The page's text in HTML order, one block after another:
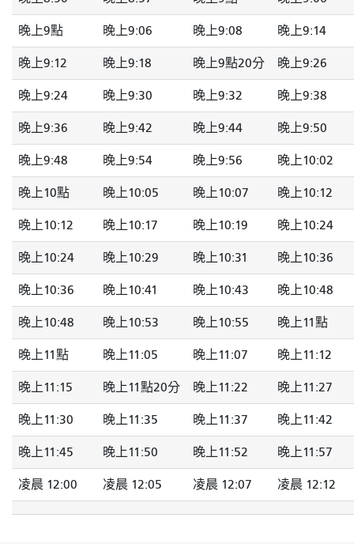
晚上9點 晚上9:06 晚上9:08 晚上9:14
晚上9:12 晚上9:18 晚上9點20分 晚上9:26
晚上9:24 晚上9:30 晚上9:32 晚上9:38
晚上9:36 晚上9:42 晚上9:44 晚上9:50
晚上9:48 晚上9:54 晚上9:56 晚上10:02
晚上10點 晚上10:05 晚上10:07 晚上10:12
晚上10:12 晚上10:17 晚上10:19 晚上10:24
晚上10:24 晚上10:29 晚上10:31 晚上10:36
晚上10:36 晚上10:41 晚上10:43 晚上10:48
晚上10:48 晚上10:53 晚上10:55 晚上11點
晚上11點 晚上11:05 晚上11:07 晚上11:12
晚上11:15 晚上11點20分 晚上11:22 晚上11:27
晚上11:30 晚上11:35 晚上11:37 晚上11:42
晚上11:45 晚上11:50 晚上11:52 晚上11:57
凌晨 12:00 凌晨 12:05 凌晨 12:07 凌晨 12:12